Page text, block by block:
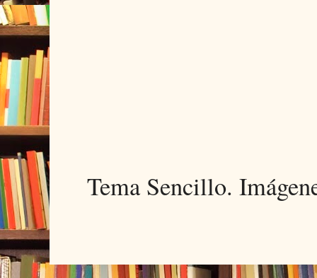
Tema Sencillo.